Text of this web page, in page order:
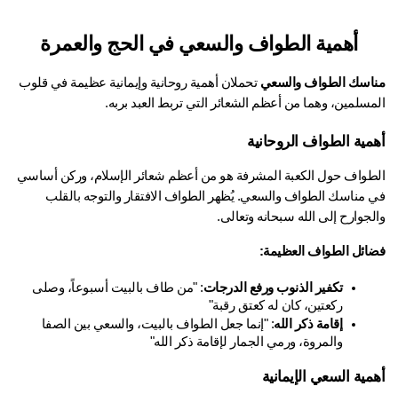
أهمية الطواف والسعي في الحج والعمرة
الطواف والسعي
تحملان أهمية روحانية وإيمانية عظيمة في قلوب
وهما من أعظم الشعائر التي تربط العبد بربه.
الطواف الروحانية
الطواف حول الكعبة المشرفة هو من أعظم شعائر الإسلام، وركن أساسي
في مناسك الطواف والسعي. يُظهر الطواف الافتقار والتوجه بالقلب
إلى الله سبحانه وتعالى.
الطواف العظيمة:
تكفير الذنوب ورفع الدرجات
: "من طاف بالبيت أسبوعاً، وصلى
ركعتين، كان له كعتق رقبة"
إقامة ذكر الله
: "إنما جعل الطواف بالبيت، والسعي بين الصفا
والمروة، ورمي الجمار لإقامة ذكر الله"
السعي الإيمانية